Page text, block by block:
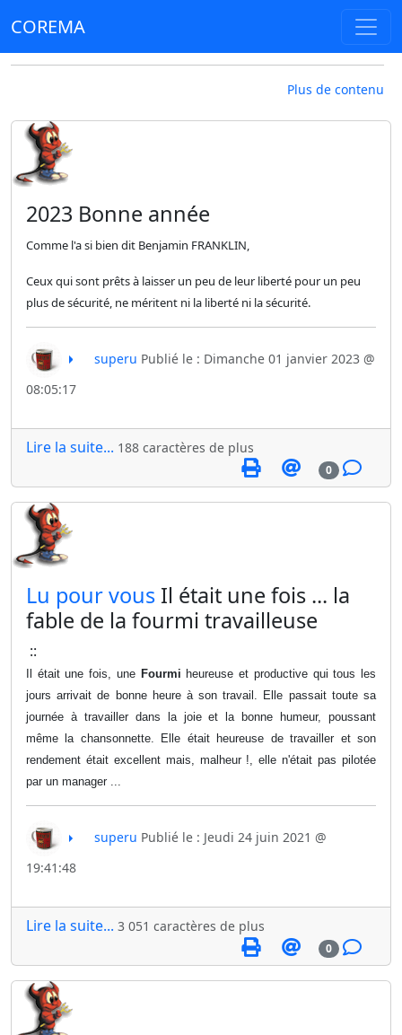
COREMA
Plus de contenu
2023 Bonne année
Comme l'a si bien dit Benjamin FRANKLIN,
Ceux qui sont prêts à laisser un peu de leur liberté pour un peu
plus de sécurité, ne méritent ni la liberté ni la sécurité.
superu Publié le : Dimanche 01 janvier 2023 @
08:05:17
Lire la suite... 188 caractères de plus
0
​Lu pour vous Il était une fois ... la
fable de la fourmi travailleuse
::
Il était une fois, une Fourmi heureuse et productive qui tous les
jours arrivait de bonne heure à son travail. Elle passait toute sa
journée à travailler dans la joie et la bonne humeur, poussant
même la chansonnette. Elle était heureuse de travailler et son
rendement était excellent mais, malheur !, elle n'était pas pilotée
par un manager ...
superu Publié le : Jeudi 24 juin 2021 @
19:41:48
Lire la suite... 3 051 caractères de plus
0